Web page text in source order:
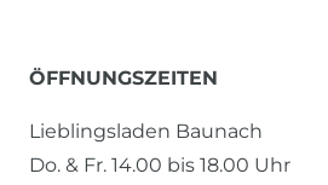
ÖFFNUNGSZEITEN
Lieblingsladen Baunach
Do. & Fr. 14.00 bis 18.00 Uhr